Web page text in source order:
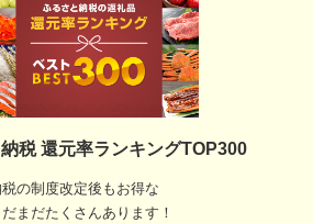
税 還元率ランキングTOP300
の制度改定後もお得な
まだたくさんあります！